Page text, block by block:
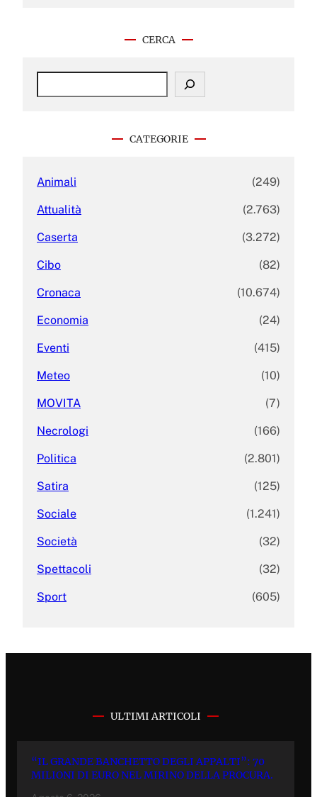
CERCA
S
CATEGORIE
Animali (249)
Attualità (2.763)
Caserta (3.272)
Cibo (82)
Cronaca (10.674)
Economia (24)
Eventi (415)
Meteo (10)
MOVITA (7)
Necrologi (166)
Politica (2.801)
Satira (125)
Sociale (1.241)
Società (32)
Spettacoli (32)
Sport (605)
ULTIMI ARTICOLI
“IL GRANDE BANCHETTO DEGLI APPALTI”: 70
MILIONI DI EURO NEL MIRINO DELLA PROCURA.